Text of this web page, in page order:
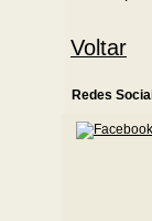
Voltar
Redes